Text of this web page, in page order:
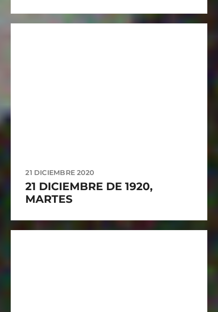
21 DICIEMBRE 2020
21 DICIEMBRE DE 1920,
MARTES